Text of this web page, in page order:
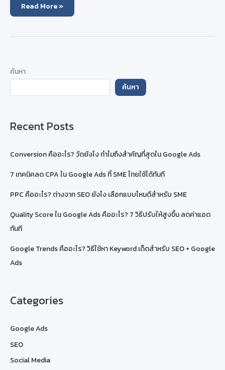
หา
ใหม่
Google
ตัว
ช่วย
ไม่
Read More »
ค้นหา
ค้นหา
Recent Posts
Conversion คืออะไร? วัดยังไง ทำไมถึงสำคัญที่สุดใน Google Ads
7 เทคนิคลด CPA ใน Google Ads ที่ SME ไทยใช้ได้ทันที
PPC คืออะไร? ต่างจาก SEO ยังไง เลือกแบบไหนดีสำหรับ SME
Quality Score ใน Google Ads คืออะไร? 7 วิธีปรับให้สูงขึ้น ลดค่าแอด
ทันที
Google Trends คืออะไร? วิธีใช้หา Keyword เด็ดสำหรับ SEO + Google
Ads
Categories
Google Ads
SEO
Social Media